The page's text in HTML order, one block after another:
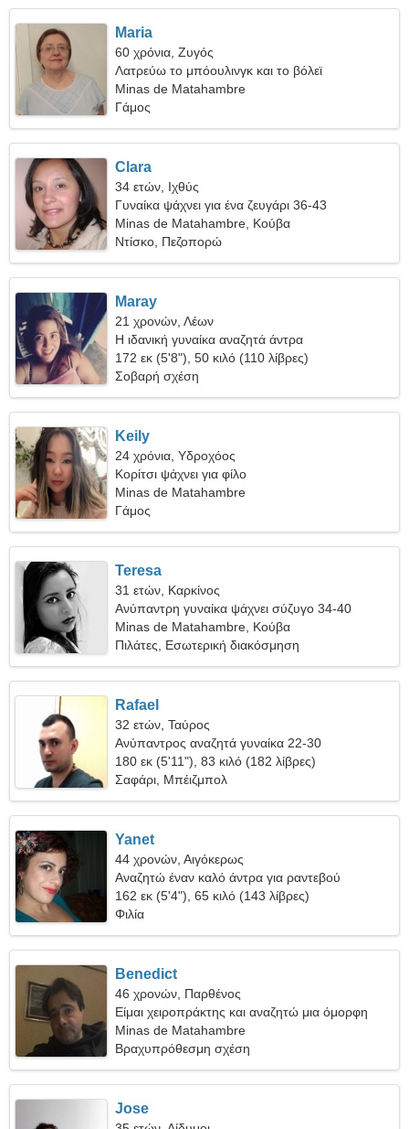
Maria
60 χρόνια, Ζυγός
Λατρεύω το μπόουλινγκ και το βόλεϊ
Minas de Matahambre
Γάμος
Clara
34 ετών, Ιχθύς
Γυναίκα ψάχνει για ένα ζευγάρι 36-43
Minas de Matahambre, Κούβα
Ντίσκο, Πεζοπορώ
Maray
21 χρονών, Λέων
Η ιδανική γυναίκα αναζητά άντρα
172 εκ (5'8"), 50 κιλό (110 λίβρες)
Σοβαρή σχέση
Keily
24 χρόνια, Υδροχόος
Κορίτσι ψάχνει για φίλο
Minas de Matahambre
Γάμος
Teresa
31 ετών, Καρκίνος
Ανύπαντρη γυναίκα ψάχνει σύζυγο 34-40
Minas de Matahambre, Κούβα
Πιλάτες, Εσωτερική διακόσμηση
Rafael
32 ετών, Ταύρος
Ανύπαντρος αναζητά γυναίκα 22-30
180 εκ (5'11"), 83 κιλό (182 λίβρες)
Σαφάρι, Μπέιζμπολ
Yanet
44 χρονών, Αιγόκερως
Αναζητώ έναν καλό άντρα για ραντεβού
162 εκ (5'4"), 65 κιλό (143 λίβρες)
Φιλία
Benedict
46 χρονών, Παρθένος
Είμαι χειροπράκτης και αναζητώ μια όμορφη
γυναίκα
Minas de Matahambre
Βραχυπρόθεσμη σχέση
Jose